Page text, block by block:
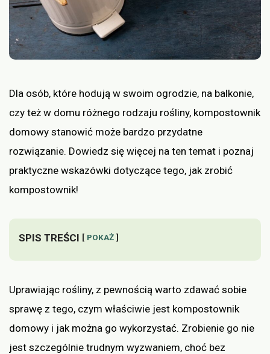
Dla osób, które hodują w swoim ogrodzie, na balkonie,
czy też w domu różnego rodzaju rośliny, kompostownik
domowy stanowić może bardzo przydatne
rozwiązanie. Dowiedz się więcej na ten temat i poznaj
praktyczne wskazówki dotyczące tego, jak zrobić
kompostownik!
SPIS TREŚCI POKAŻ
Uprawiając rośliny, z pewnością warto zdawać sobie
sprawę z tego, czym właściwie jest kompostownik
domowy i jak można go wykorzystać. Zrobienie go nie
jest szczególnie trudnym wyzwaniem, choć bez